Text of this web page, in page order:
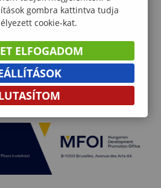
.
részére kerül
tartozó Teams
linkkel.
gombra kattintva tudja
cookie-kat.
ELFOGADOM